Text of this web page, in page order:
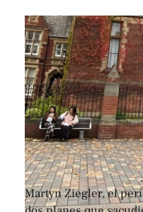
Martyn Ziegler, el